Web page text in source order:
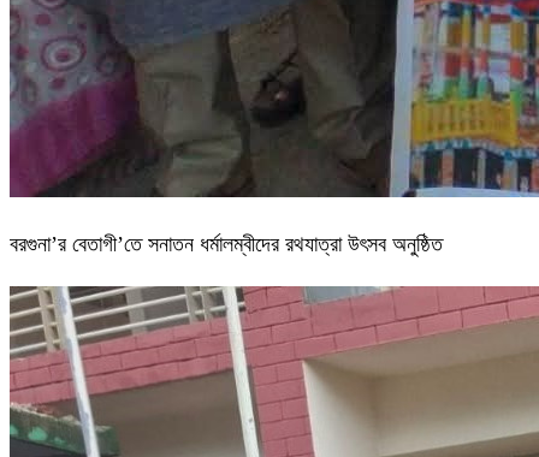
বরগুনা’র বেতাগী’তে সনাতন ধর্মালম্বীদের রথযাত্রা উৎসব অনুষ্ঠিত